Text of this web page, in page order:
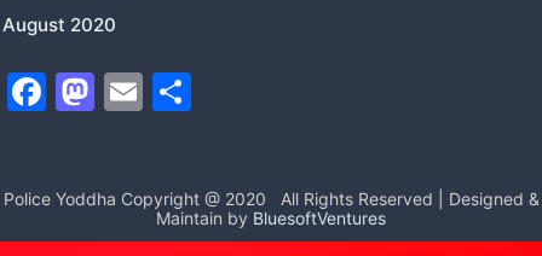
August 2020
F
e
b
M
o
d
E
l
e
Police Yoddha Copyright @ 2020
All Rights Reserved | Designed &
Maintain by BluesoftVentures